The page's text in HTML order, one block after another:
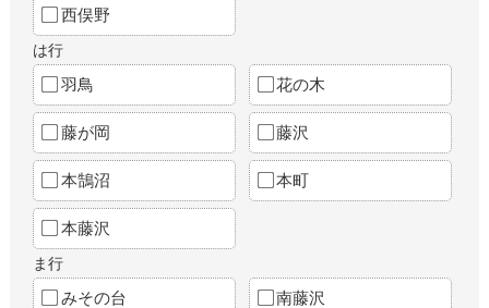
西俣野
は行
羽鳥 花の木
藤が岡 藤沢
本鵠沼 本町
本藤沢
ま行
みその台 南藤沢